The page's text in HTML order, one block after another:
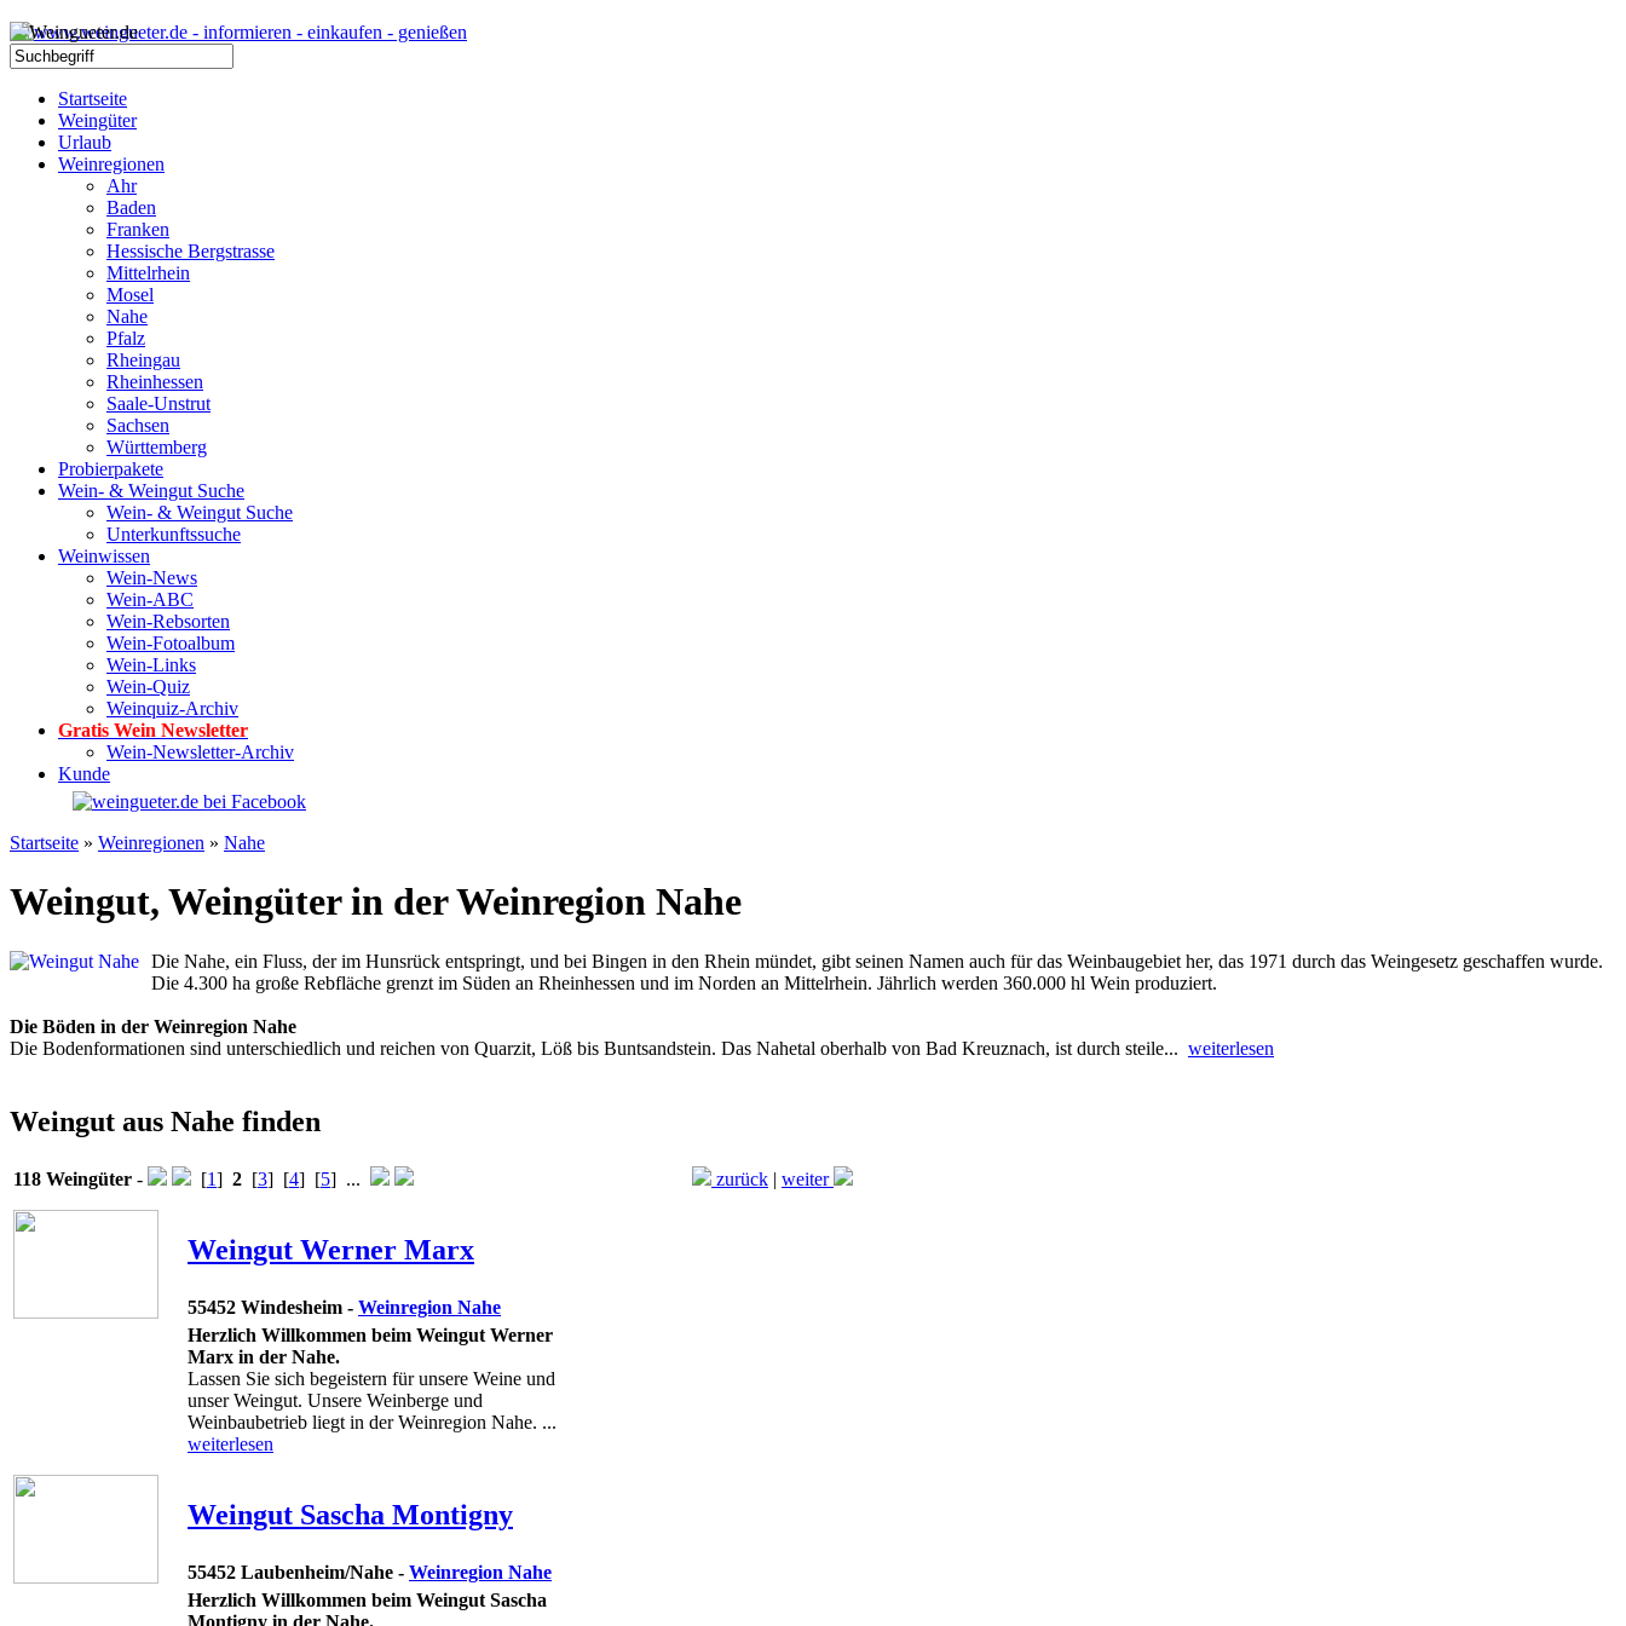
Startseite
Weingüter
Urlaub
Weinregionen
Ahr
Baden
Franken
Hessische Bergstrasse
Mittelrhein
Mosel
Nahe
Pfalz
Rheingau
Rheinhessen
Saale-Unstrut
Sachsen
Württemberg
Probierpakete
Wein- & Weingut Suche
Wein- & Weingut Suche
Unterkunftssuche
Weinwissen
Wein-News
Wein-ABC
Wein-Rebsorten
Wein-Fotoalbum
Wein-Links
Wein-Quiz
Weinquiz-Archiv
Gratis Wein Newsletter
Wein-Newsletter-Archiv
Kunde
Startseite » Weinregionen » Nahe
Weingut, Weingüter in der Weinregion Nahe
Die Nahe, ein Fluss, der im Hunsrück entspringt, und bei Bingen in den Rhein mündet, gibt seinen Namen auch für das Weinbaugebiet her, das 1971 durch das Weingesetz geschaffen wurde.
Die 4.300 ha große Rebfläche grenzt im Süden an Rheinhessen und im Norden an Mittelrhein. Jährlich werden 360.000 hl Wein produziert.
Die Böden in der Weinregion Nahe
Die Bodenformationen sind unterschiedlich und reichen von Quarzit, Löß bis Buntsandstein. Das Nahetal oberhalb von Bad Kreuznach, ist durch steile... weiterlesen
Weingut aus Nahe finden
118 Weingüter - [1] 2 [3] [4] [5] ... zurück | weiter
Weingut Werner Marx
55452 Windesheim - Weinregion Nahe
Herzlich Willkommen beim Weingut Werner
Marx in der Nahe.
Lassen Sie sich begeistern für unsere Weine und
unser Weingut. Unsere Weinberge und
Weinbaubetrieb liegt in der Weinregion Nahe. ...
weiterlesen
Weingut Sascha Montigny
55452 Laubenheim/Nahe - Weinregion Nahe
Herzlich Willkommen beim Weingut Sascha
Montigny in der Nahe.